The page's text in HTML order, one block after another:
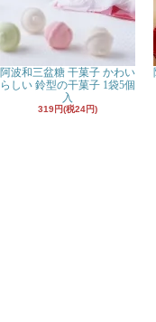
阿波和三盆糖 干菓子 かわい
らしい 鈴型の干菓子 1袋5個
入
319円(税24円)